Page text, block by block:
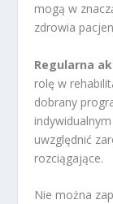
mogą w
zdrowia
Regularna
rolę w
dobrany
uwzględnić
rozciągające.
Nie można